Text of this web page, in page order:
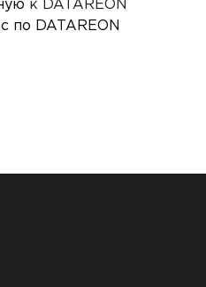
к DATAREON
по DATAREON